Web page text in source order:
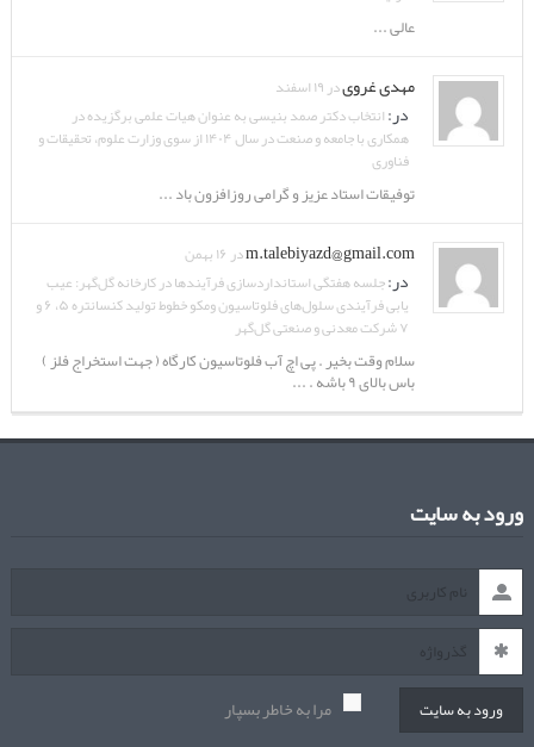
عالی ...
مهدی غرویدر ۱۹ اسفند
در:انتخاب دکتر صمد بنیسی به عنوان هیات علمی برگزیده در
همکاری با جامعه و صنعت در سال ۱۴۰۴ از سوی وزارت علوم، تحقیقات و
فناوری
توفیقات استاد عزیز و گرامی روزافزون باد ...
m.talebiyazd@gmail.comدر ۱۶ بهمن
در:جلسه هفتگی استانداردسازی فرآیندها در کارخانه گل‌گهر: عیب
یابی فرآیندی سلول‌های فلوتاسیون ومکو خطوط تولید کنسانتره ۵، ۶ و
۷ شرکت معدنی و صنعتی گل‌گهر
سلام وقت بخیر . پی اچ آب فلوتاسیون کارگاه ( جهت استخراج فلز )
باس بالای ۹ باشه . ...
ورود به سایت
ورود به سایت مرا به خاطر بسپار